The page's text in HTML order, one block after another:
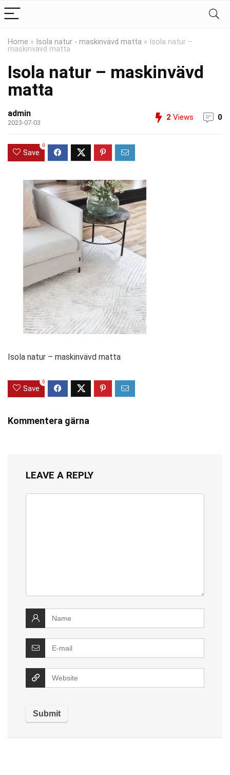
Home » Isola natur - maskinvävd matta » Isola natur –
maskinvävd matta
Isola natur – maskinvävd
matta
admin
2023-07-03
2 Views 0
Save
0
Isola natur – maskinvävd matta
Save
0
Kommentera gärna
LEAVE A REPLY